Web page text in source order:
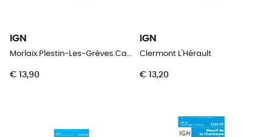
IGN
Morlaix.Plestin-Les-Grèves.Carantec
€ 13,90
IGN
Clermont L'Hérault
€ 13,20